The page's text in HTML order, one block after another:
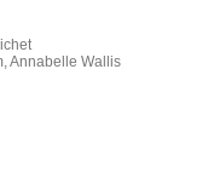
Annabelle Wallis